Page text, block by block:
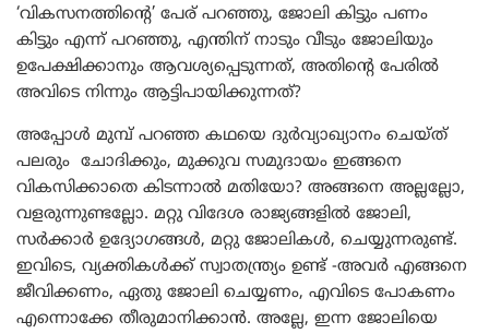
‘വികസനത്തിന്റെ’ പേര് പറഞ്ഞു, ജോലി കിട്ടും പണം
കിട്ടും എന്ന് പറഞ്ഞു, എന്തിന് നാടും വീടും ജോലിയും
ഉപേക്ഷിക്കാനും ആവശ്യപ്പെടുന്നത്, അതിന്റെ പേരിൽ
അവിടെ നിന്നും ആട്ടിപായിക്കുന്നത്?
അപ്പോൾ മുമ്പ് പറഞ്ഞ കഥയെ ദുർവ്യാഖ്യാനം ചെയ്ത്
പലരും ചോദിക്കും, മുക്കുവ സമുദായം ഇങ്ങനെ
വികസിക്കാതെ കിടന്നാൽ മതിയോ? അങ്ങനെ അല്ലല്ലോ,
വളരുന്നുണ്ടല്ലോ. മറ്റു വിദേശ രാജ്യങ്ങളിൽ ജോലി,
സർക്കാർ ഉദ്യോഗങ്ങൾ, മറ്റു ജോലികൾ, ചെയ്യുന്നരുണ്ട്.
ഇവിടെ, വ്യക്തികൾക്ക് സ്വാതന്ത്ര്യം ഉണ്ട് -അവർ എങ്ങനെ
ജീവിക്കണം, ഏതു ജോലി ചെയ്യണം, എവിടെ പോകണം
എന്നൊക്കേ തീരുമാനിക്കാൻ. അല്ലേ, ഇന്ന ജോലിയെ